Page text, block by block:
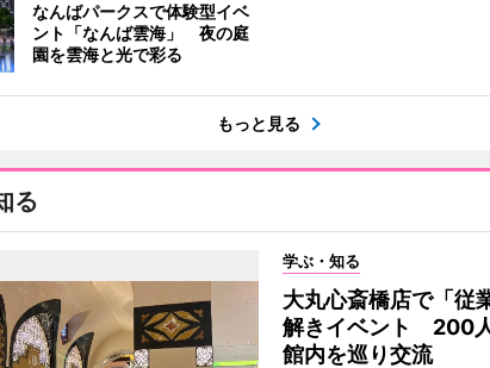
なんばパークスで体験型イベ
ント「なんば雲海」 夜の庭
園を雲海と光で彩る
もっと見る
る
学ぶ・知る
大丸心斎橋店で「従
解きイベント 200
館内を巡り交流